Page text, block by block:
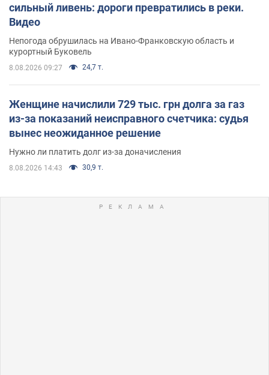
сильный ливень: дороги превратились в реки.
Видео
Непогода обрушилась на Ивано-Франковскую область и
курортный Буковель
8.08.2026 09:27 24,7 т.
Женщине начислили 729 тыс. грн долга за газ
из-за показаний неисправного счетчика: судья
вынес неожиданное решение
Нужно ли платить долг из-за доначисления
8.08.2026 14:43 30,9 т.